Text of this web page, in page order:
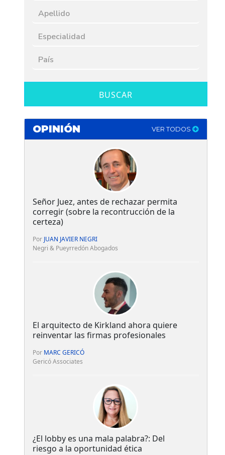
BUSCAR
OPINIÓN VER TODOS
Señor Juez, antes de rechazar permita
corregir (sobre la recontrucción de la
certeza)
Por JUAN JAVIER NEGRI
Negri & Pueyrredón Abogados
El arquitecto de Kirkland ahora quiere
reinventar las firmas profesionales
Por MARC GERICÓ
Gericó Associates
¿El lobby es una mala palabra?: Del
riesgo a la oportunidad ética